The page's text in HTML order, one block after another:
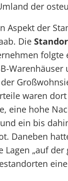
der
Aspekt der
Die
folgte
waren
eine hohe
ein bis
Daneben
„auf der